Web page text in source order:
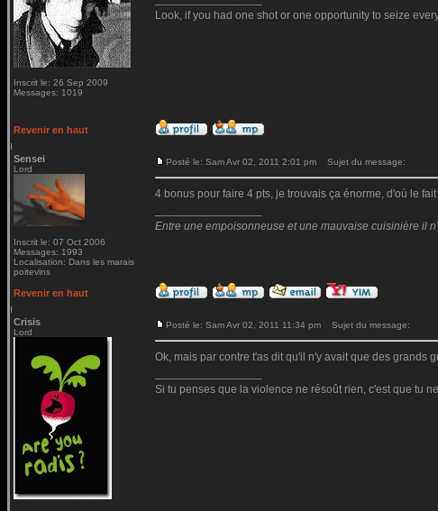
Inscrit le: 26 Sep 2009
Messages: 1019
Look, if you had one shot or one opportunity to seize
Revenir en haut
Sensei
Lord
Inscrit le: 07 Oct 2006
Messages: 1993
Localisation: Dans les marais
poitevins
Posté le: Sam Avr 02, 2011 2:01 pm Sujet du message:
4 bonus pour faire 4 pts, je trouvais ça énorme, d'où le
Entre une empoisonneuse et une mauvaise cuisinière il
Revenir en haut
Crisis
Lord
Posté le: Sam Avr 02, 2011 11:34 pm Sujet du message:
Ok, mais par contre t'as dit qu'il n'y avait que des grands
Si tu penses que la violence ne résoût rien, c'est que tu